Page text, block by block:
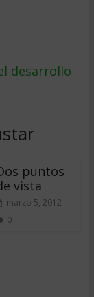
desarrollo
puntos
vista
marzo 5, 2012
0